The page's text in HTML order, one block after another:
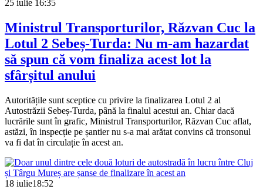
25 iulie 16:35
Ministrul Transporturilor, Răzvan Cuc la
Lotul 2 Sebeș-Turda: Nu m-am hazardat
să spun că vom finaliza acest lot la
sfârșitul anului
Autoritățile sunt sceptice cu privire la finalizarea Lotul 2 al
Autostrăzii Sebeș-Turda, până la finalul acestui an. Chiar dacă
lucrările sunt în grafic, Ministrul Transporturilor, Răzvan Cuc aflat,
astăzi, în inspecție pe șantier nu s-a mai arătat convins că tronsonul
va fi dat în circulație în acest an.
18 iulie18:52